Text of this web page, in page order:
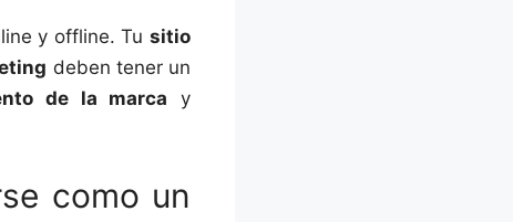
y offline. Tusitio
deben tener un
de la marca y
como un